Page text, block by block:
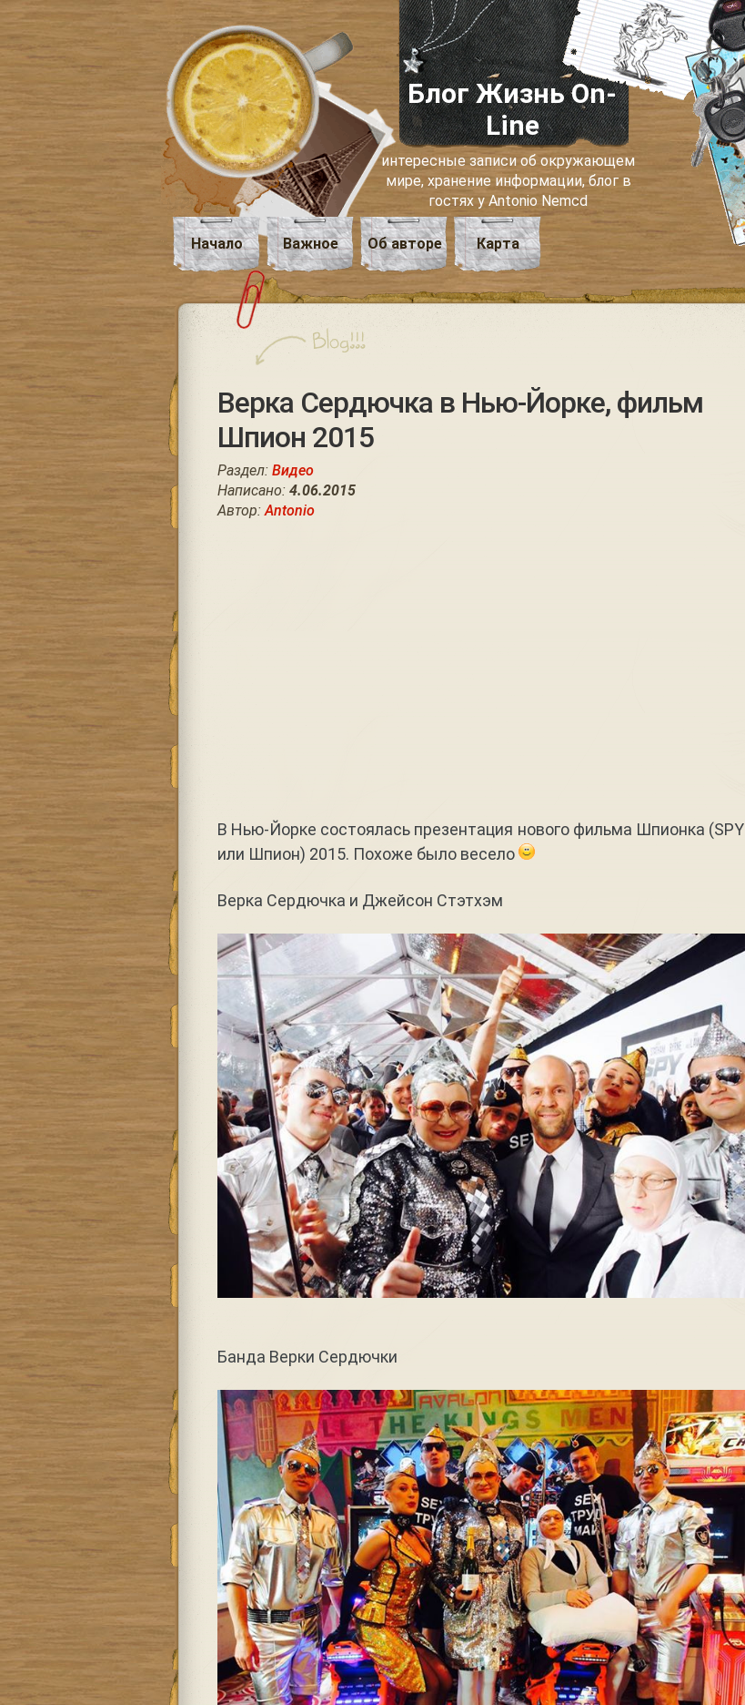
Блог Жизнь On-
Line
интересные записи об окружающем
мире, хранение информации, блог в
гостях у Antonio Nemcd
Начало Важное Об авторе Карта
Верка Сердючка в Нью-Йорке, фильм
Шпион 2015
Раздел: Видео
Написано: 4.06.2015
Автор:Antonio
В Нью-Йорке состоялась презентация нового фильма Шпионка (SPY
или Шпион) 2015. Похоже было весело
Верка Сердючка и Джейсон Стэтхэм
Банда Верки Сердючки